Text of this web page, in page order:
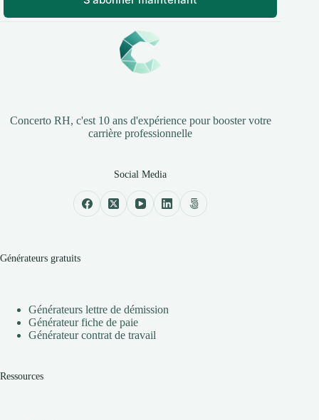
Concerto RH, c'est 10 ans d'expérience pour booster votre
carrière professionnelle
Social Media
Générateurs gratuits
Générateurs lettre de démission
Générateur fiche de paie
Générateur contrat de travail
Ressources